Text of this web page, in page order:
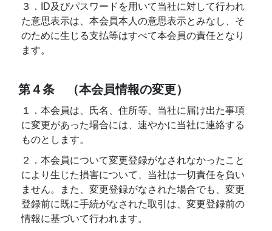
３．ID及びパスワードを用いて当社に対して行われ
た意思表示は、本会員本人の意思表示とみなし、そ
のために生じる支払等はすべて本会員の責任となり
ます。
第４条 （本会員情報の変更）
１．本会員は、氏名、住所等、当社に届け出た事項
に変更があった場合には、速やかに当社に連絡する
ものとします。
２．本会員について変更登録がなされなかったこと
により生じた損害について、当社は一切責任を負い
ません。また、変更登録がなされた場合でも、変更
登録前に既に手続がなされた取引は、変更登録前の
情報に基づいて行われます。